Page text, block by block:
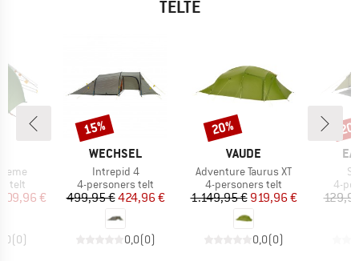
TELTE
telt
pris
€
(0)
MÆRKE
WECHSEL
Artikel
Intrepid 4
Produktgruppe
4-personers telt
Pris
499,95 €Nedsat pris
424,96 €
0,0(0)
Rabat
15%
MÆRKE
VAUDE
Artikel
Adventure Taurus XT
Produktgruppe
4-personers telt
Pris
1.149,95 €Nedsat pris
919,96 €
0,0(0)
Rabat
20%
4-